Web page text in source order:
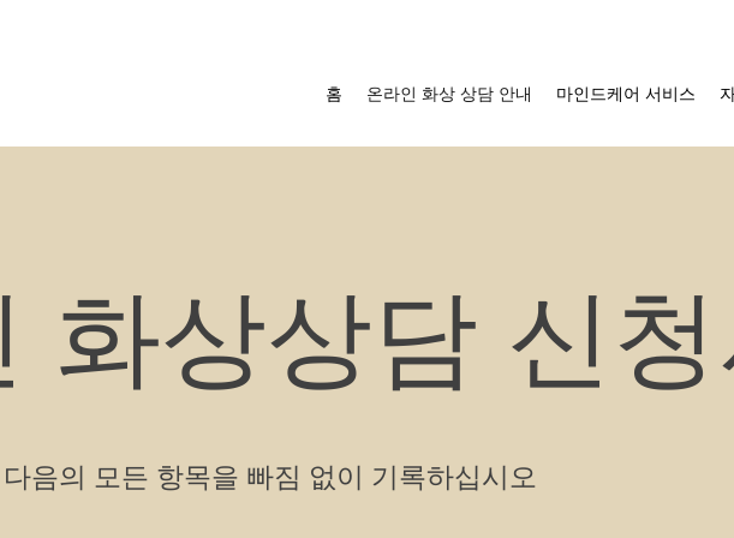
홈 온라인 화상 상담 안내 마인드케어 서비스
화상상담 신청
다음의 모든 항목을 빠짐 없이 기록하십시오